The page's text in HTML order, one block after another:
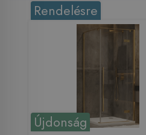
Újdonság
Rendelésre